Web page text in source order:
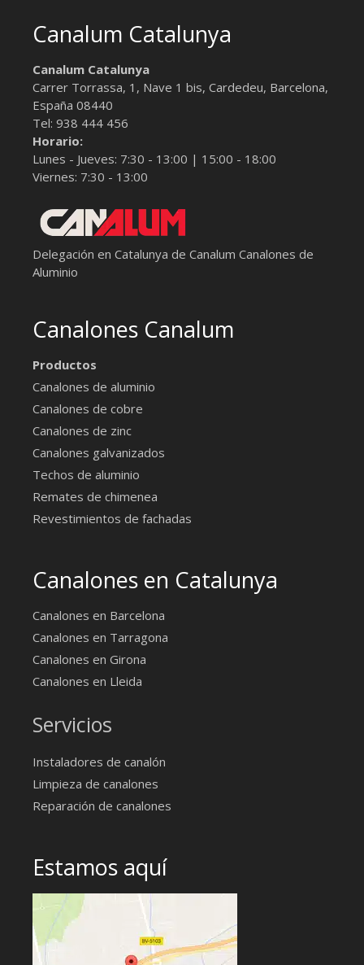
Canalum Catalunya
Canalum Catalunya
Carrer Torrassa, 1, Nave 1 bis, Cardedeu, Barcelona,
España 08440
Tel: 938 444 456
Horario:
Lunes - Jueves: 7:30 - 13:00 | 15:00 - 18:00
Viernes: 7:30 - 13:00
Delegación en Catalunya de Canalum Canalones de
Aluminio
Canalones Canalum
Productos
Canalones de aluminio
Canalones de cobre
Canalones de zinc
Canalones galvanizados
Techos de aluminio
Remates de chimenea
Revestimientos de fachadas
Canalones en Catalunya
Canalones en Barcelona
Canalones en Tarragona
Canalones en Girona
Canalones en Lleida
Servicios
Instaladores de canalón
Limpieza de canalones
Reparación de canalones
Estamos aquí